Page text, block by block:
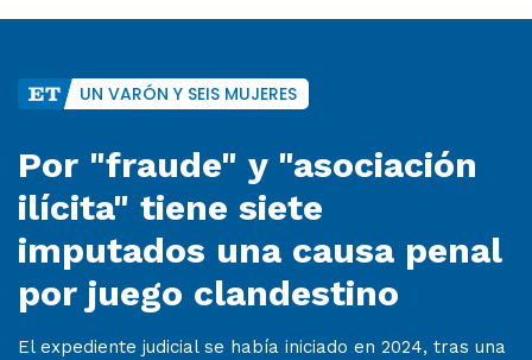
UN VARÓN Y SEIS MUJERES
Por "fraude" y "asociación
ilícita" tiene siete
imputados una causa penal
por juego clandestino
El expediente judicial se había iniciado en 2024, tras una